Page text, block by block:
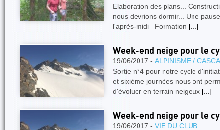
Elaboration des plans...
nous devrions dormir... Une
l'après-midi Formation [...]
Week-end neige pour le
19/06/2017 - ALPINISME /
Sortie n°4 pour notre cycle
et sixième journées nous ont
d'évoluer en terrain neigeux [...]
Week-end neige pour le
19/06/2017 - VIE DU CLUB